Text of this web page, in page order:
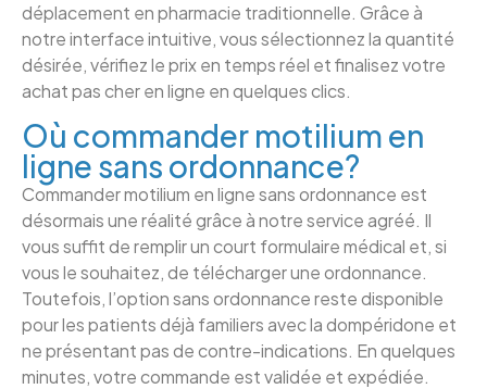
déplacement en pharmacie traditionnelle. Grâce à
notre interface intuitive, vous sélectionnez la quantité
désirée, vérifiez le prix en temps réel et finalisez votre
achat pas cher en ligne en quelques clics.
Où commander motilium en
ligne sans ordonnance?
Commander motilium en ligne sans ordonnance est
désormais une réalité grâce à notre service agréé. Il
vous suffit de remplir un court formulaire médical et, si
vous le souhaitez, de télécharger une ordonnance.
Toutefois, l’option sans ordonnance reste disponible
pour les patients déjà familiers avec la dompéridone et
ne présentant pas de contre-indications. En quelques
minutes, votre commande est validée et expédiée.